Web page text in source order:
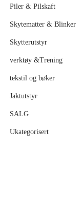
Piler & Pilskaft
Skytematter & Blinker
Skytterutstyr
verktøy &Trening
tekstil og bøker
Jaktutstyr
SALG
Ukategorisert